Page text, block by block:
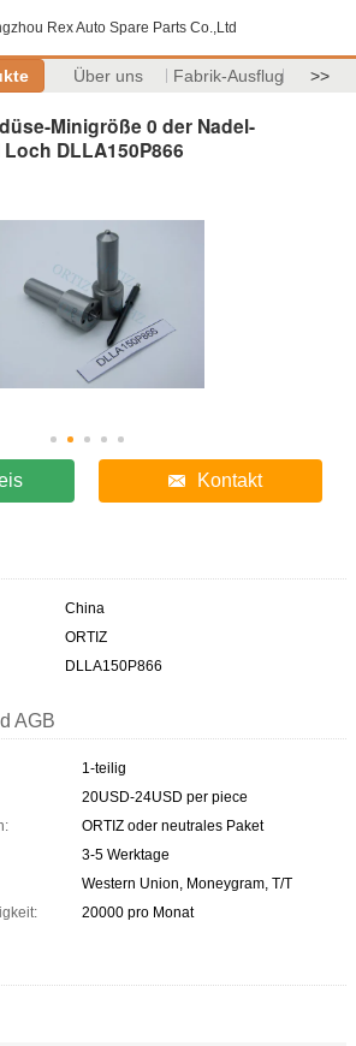
Rex Auto Spare Parts Co.,Ltd
Über uns Fabrik-Ausflug >>
Minigröße 0 der Nadel-
DLLA150P866
Kontakt
China
ORTIZ
DLLA150P866
AGB
1-teilig
20USD-24USD per piece
ORTIZ oder neutrales Paket
3-5 Werktage
Western Union, Moneygram, T/T
20000 pro Monat